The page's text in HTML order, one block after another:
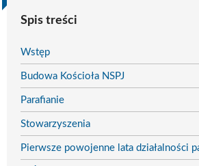
Spis treści
Wstęp
Budowa Kościoła NSPJ
Parafianie
Stowarzyszenia
Pierwsze powojenne lata działalności